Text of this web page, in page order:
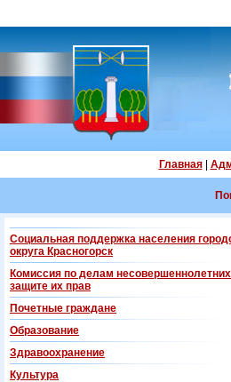
Главная|
Социальная поддержка населения
округа Красногорск
Комиссия по делам
защите их прав
Почетные граждане
Образование
Здравоохранение
Культура